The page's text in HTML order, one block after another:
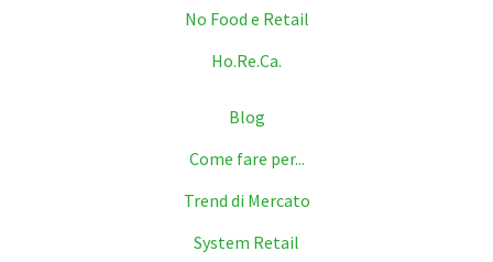
No Food e Retail
Ho.Re.Ca.
Blog
Come fare per...
Trend di Mercato
System Retail